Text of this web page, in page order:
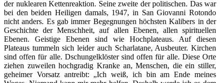
der nuklearen Kettenreaktion. Seine zweite der politischen. Das war
bei den beiden Heiligen damals, 1947, in San Giovanni Rotondo
nicht anders. Es gab immer Begegnungen höchsten Kalibers in der
Geschichte der Menschheit, auf allen Ebenen, allen spirituellen
Ebenen. Geistige Ebenen sind wie Hochplateaus. Auf diesen
Plateaus tummeln sich leider auch Scharlatane, Ausbeuter. Kirchen
sind offen für alle. Dschungelklöster sind offen für alle. Diese Orte
ziehen zuweilen hochgradig Kranke an, Menschen, die ein stiller,
geheimer Vorsatz antreibt: „Ich weiß, ich bin am Ende meines